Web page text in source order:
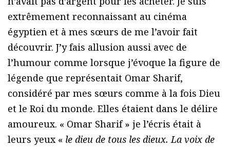
extrêmement reconnaissant au cinéma
égyptien et à mes sœurs de me l’avoir fait
découvrir. J’y fais allusion aussi avec de
l’humour comme lorsque j’évoque la figure de
légende que représentait Omar Sharif,
considéré par mes sœurs comme à la fois Dieu
et le Roi du monde. Elles étaient dans le délire
amoureux. « Omar Sharif » je l’écris était à
leurs yeux « le dieu de tous les dieux. La voix de